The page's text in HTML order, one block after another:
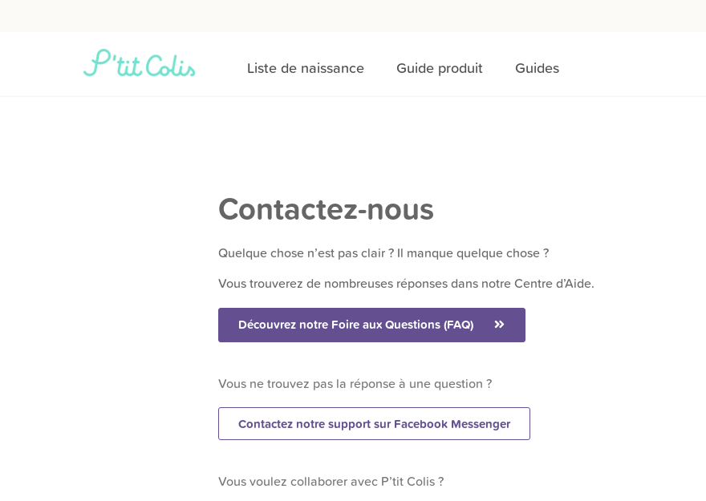
Liste de naissance Guide produit Guides
Contactez-nous
Quelque chose n’est pas clair ? Il manque quelque chose ?
Vous trouverez de nombreuses réponses dans notre Centre d’Aide.
Découvrez notre Foire aux Questions (FAQ)
Vous ne trouvez pas la réponse à une question ?
Contactez notre support sur Facebook Messenger
Vous voulez collaborer avec P’tit Colis ?